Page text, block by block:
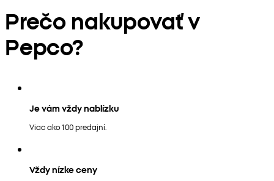
Prečo nakupovať v
Pepco?
Je vám vždy nablízku
Viac ako 100 predajní.
Vždy nízke ceny